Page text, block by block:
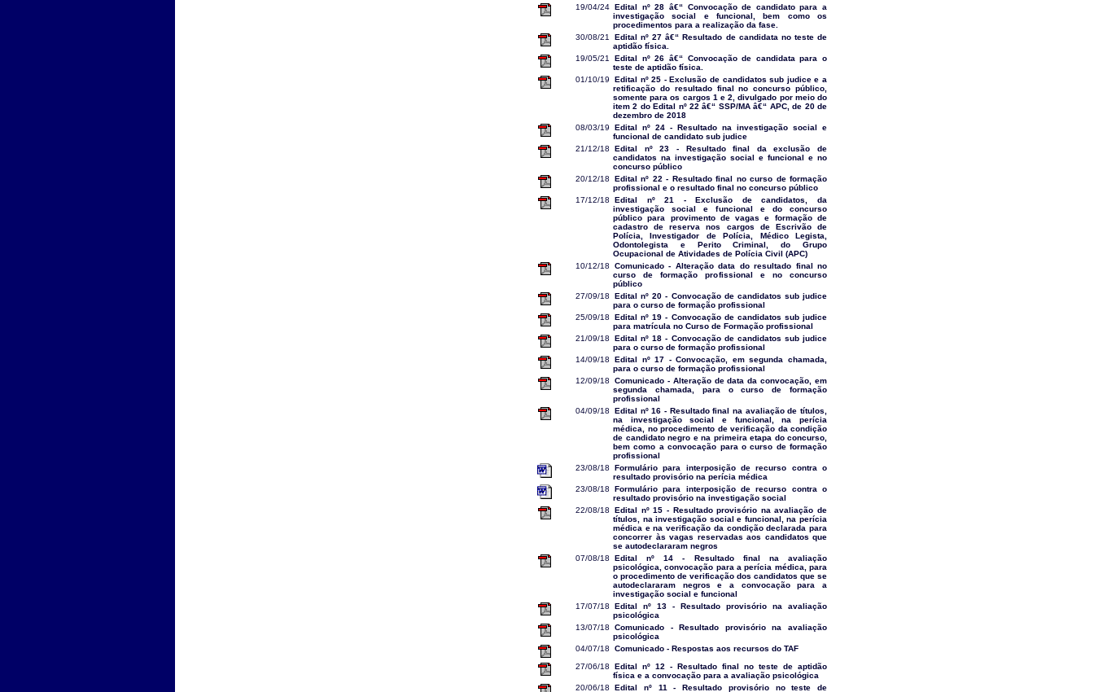
19/04/24 Edital nº 28 â€“ Convocação de candidato para a
investigação social e funcional, bem como os
procedimentos para a realização da fase.
30/08/21
Edital nº 27 â€“ Resultado de candidata no teste de
aptidão física.
19/05/21
Edital nº 26 â€“ Convocação de candidata para o
teste de aptidão física.
01/10/19
Edital nº 25 - Exclusão de candidatos sub judice e a
retificação do resultado final no concurso público,
somente para os cargos 1 e 2, divulgado por meio do
item 2 do Edital nº 22 â€“ SSP/MA â€“ APC, de 20 de
dezembro de 2018
08/03/19
Edital nº 24 - Resultado na investigação social e
funcional de candidato sub judice
21/12/18
Edital nº 23 - Resultado final da exclusão de
candidatos na investigação social e funcional e no
concurso público
20/12/18
Edital nº 22 - Resultado final no curso de formação
profissional e o resultado final no concurso público
17/12/18
Edital nº 21 - Exclusão de candidatos, da
investigação social e funcional e do concurso
público para provimento de vagas e formação de
cadastro de reserva nos cargos de Escrivão de
Polícia, Investigador de Polícia, Médico Legista,
Odontolegista e Perito Criminal, do Grupo
Ocupacional de Atividades de Polícia Civil (APC)
10/12/18
Comunicado - Alteração data do resultado final no
curso de formação profissional e no concurso
público
27/09/18
Edital nº 20 - Convocação de candidatos sub judice
para o curso de formação profissional
25/09/18
Edital nº 19 - Convocação de candidatos sub judice
para matrícula no Curso de Formação profissional
21/09/18
Edital nº 18 - Convocação de candidatos sub judice
para o curso de formação profissional
14/09/18
Edital nº 17 - Convocação, em segunda chamada,
para o curso de formação profissional
12/09/18
Comunicado - Alteração de data da convocação, em
segunda chamada, para o curso de formação
profissional
04/09/18
Edital nº 16 - Resultado final na avaliação de títulos,
na investigação social e funcional, na perícia
médica, no procedimento de verificação da condição
de candidato negro e na primeira etapa do concurso,
bem como a convocação para o curso de formação
profissional
23/08/18
Formulário para interposição de recurso contra o
resultado provisório na perícia médica
23/08/18
Formulário para interposição de recurso contra o
resultado provisório na investigação social
22/08/18
Edital nº 15 - Resultado provisório na avaliação de
títulos, na investigação social e funcional, na perícia
médica e na verificação da condição declarada para
concorrer às vagas reservadas aos candidatos que
se autodeclararam negros
07/08/18
Edital nº 14 - Resultado final na avaliação
psicológica, convocação para a perícia médica, para
o procedimento de verificação dos candidatos que se
autodeclararam negros e a convocação para a
investigação social e funcional
17/07/18
Edital nº 13 - Resultado provisório na avaliação
psicológica
13/07/18
Comunicado - Resultado provisório na avaliação
psicológica
04/07/18
Comunicado - Respostas aos recursos do TAF
27/06/18
Edital nº 12 - Resultado final no teste de aptidão
física e a convocação para a avaliação psicológica
20/06/18
Edital nº 11 - Resultado provisório no teste de